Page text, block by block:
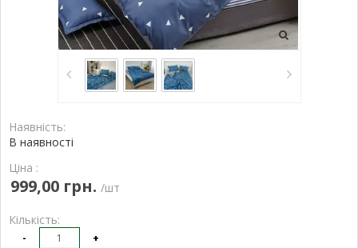
Наявність:
В наявності
Ціна :
999,00 грн. /шт
Кількість:
- +